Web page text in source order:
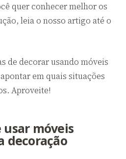
quer conhecer melhor os
leia o nosso artigo até o
de decorar usando móveis
em quais situações
Aproveite!
móveis
decoração